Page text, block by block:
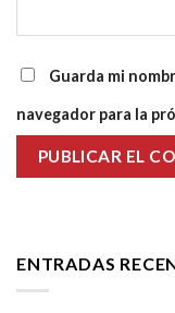
ENTRADAS
Guarda mi
navegador para la